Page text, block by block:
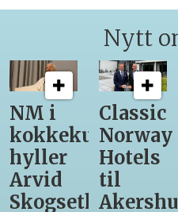
Nytt
i
Classic
Norway
Hotels
Akershus